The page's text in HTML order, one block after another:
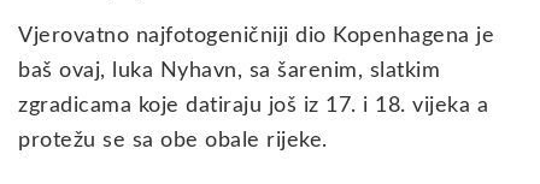
Vjerovatno najfotogeničniji dio Kopenhagena je
baš ovaj, luka Nyhavn, sa šarenim, slatkim
zgradicama koje datiraju još iz 17. i 18. vijeka a
protežu se sa obe obale rijeke.